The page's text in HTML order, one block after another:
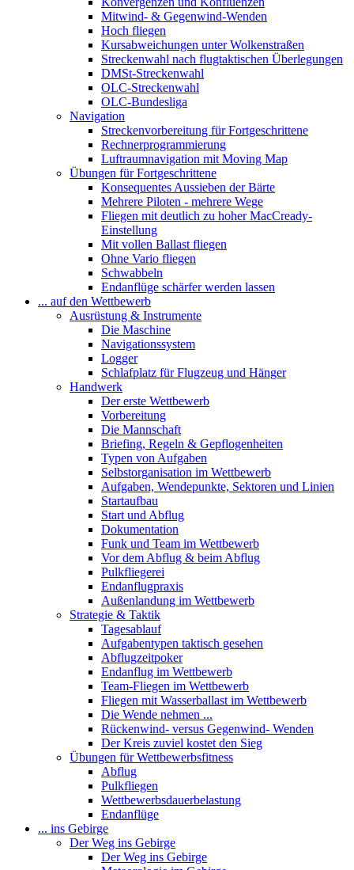
Mitwind- & Gegenwind-Wenden
Hoch fliegen
Kursabweichungen unter Wolkenstraßen
Streckenwahl nach flugtaktischen Überlegungen
DMSt-Streckenwahl
OLC-Streckenwahl
OLC-Bundesliga
Navigation
Streckenvorbereitung für Fortgeschrittene
Rechnerprogrammierung
Luftraumnavigation mit Moving Map
Übungen für Fortgeschrittene
Konsequentes Aussieben der Bärte
Mehrere Piloten - mehrere Wege
Fliegen mit deutlich zu hoher MacCready-
Einstellung
Mit vollen Ballast fliegen
Ohne Vario fliegen
Schwabbeln
Endanflüge schärfer werden lassen
... auf den Wettbewerb
Ausrüstung & Instrumente
Die Maschine
Navigationssystem
Logger
Schlafplatz für Flugzeug und Hänger
Handwerk
Der erste Wettbewerb
Vorbereitung
Die Mannschaft
Briefing, Regeln & Gepflogenheiten
Typen von Aufgaben
Selbstorganisation im Wettbewerb
Aufgaben, Wendepunkte, Sektoren und Linien
Startaufbau
Start und Abflug
Dokumentation
Funk und Team im Wettbewerb
Vor dem Abflug & beim Abflug
Pulkfliegerei
Endanflugpraxis
Außenlandung im Wettbewerb
Strategie & Taktik
Tagesablauf
Aufgabentypen taktisch gesehen
Abflugzeitpoker
Endanflug im Wettbewerb
Team-Fliegen im Wettbewerb
Fliegen mit Wasserballast im Wettbewerb
Die Wende nehmen ...
Rückenwind- versus Gegenwind- Wenden
Der Kreis zuviel kostet den Sieg
Übungen für Wettbewerbsfitness
Abflug
Pulkfliegen
Wettbewerbsdauerbelastung
Endanflüge
... ins Gebirge
Der Weg ins Gebirge
Der Weg ins Gebirge